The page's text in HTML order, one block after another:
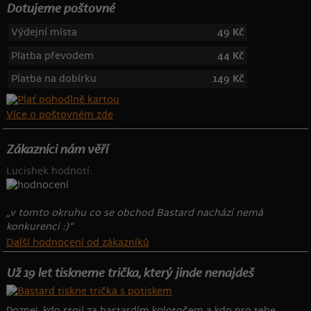
Dotujeme poštovné
Výdejní místa
49 Kč
Platba převodem
44 Kč
Platba na dobírku
149 Kč
Více o poštovném zde
Zákazníci nám věří
Lucishek hodnotí:
„v tomto okruhu co se obchod Bastard nachází nemá
konkurenci :)“
Další hodnocení od zákazníků
Už 19 let tiskneme trička, který jinde nenajdeš